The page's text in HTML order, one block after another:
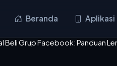
Beranda Aplikasi
Beli Grup Facebook: Panduan